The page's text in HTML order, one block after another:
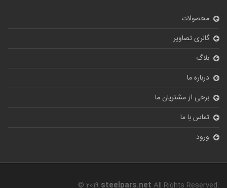
محصولات
گالری تصاویر
بلاگ
درباره ما
برخی از مشتریان ما
تماس با ما
ورود